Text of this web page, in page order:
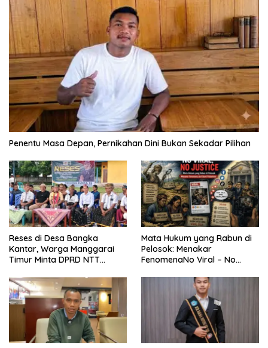
Penentu Masa Depan, Pernikahan Dini Bukan Sekadar Pilihan
Reses di Desa Bangka
Kantar, Warga Manggarai
Timur Minta DPRD NTT
Pergub Larangan Beli BBM
Bersubsidi Bagi Penunggak
Pajak
Mata Hukum yang Rabun di
Pelosok: Menakar
FenomenaNo Viral – No